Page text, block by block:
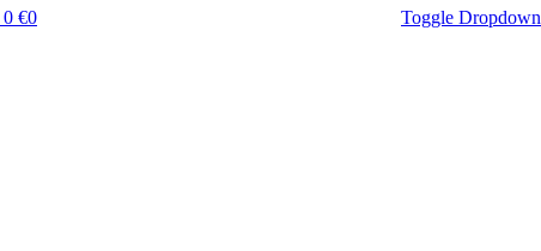
0 €0
Toggle Dropdown